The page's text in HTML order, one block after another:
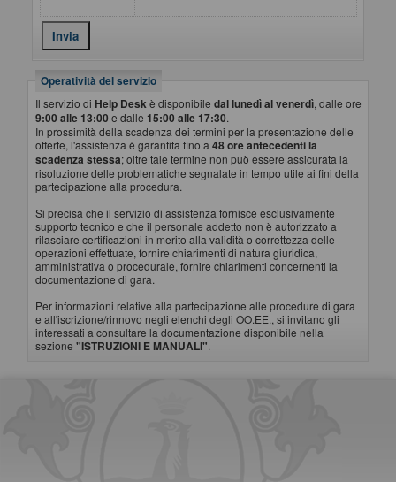
Operatività del servizio
Il servizio di Help Desk è disponibile dal lunedì al venerdì, dalle ore
9:00 alle 13:00 e dalle 15:00 alle 17:30.
In prossimità della scadenza dei termini per la presentazione delle
offerte, l'assistenza è garantita fino a 48 ore antecedenti la
scadenza stessa; oltre tale termine non può essere assicurata la
risoluzione delle problematiche segnalate in tempo utile ai fini della
partecipazione alla procedura.
Si precisa che il servizio di assistenza fornisce esclusivamente
supporto tecnico e che il personale addetto non è autorizzato a
rilasciare certificazioni in merito alla validità o correttezza delle
operazioni effettuate, fornire chiarimenti di natura giuridica,
amministrativa o procedurale, fornire chiarimenti concernenti la
documentazione di gara.
Per informazioni relative alla partecipazione alle procedure di gara
e all'iscrizione/rinnovo negli elenchi degli OO.EE., si invitano gli
interessati a consultare la documentazione disponibile nella
sezione "ISTRUZIONI E MANUALI".